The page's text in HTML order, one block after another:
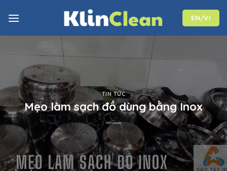
EN/VI
TIN TỨC
Mẹo làm sạch đồ dùng bằng Inox